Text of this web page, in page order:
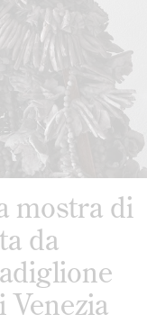
mostra di
da
Venezia